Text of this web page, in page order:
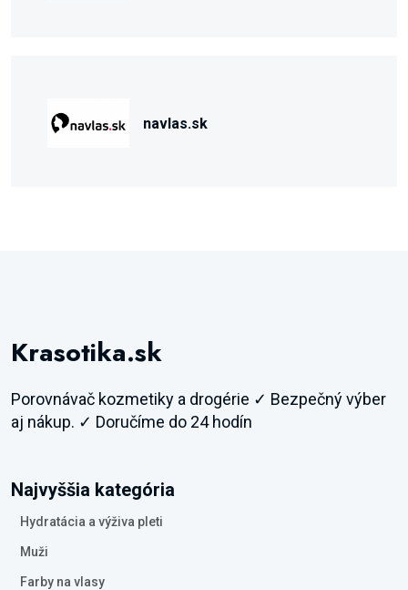
navlas.sk
Krasotika.sk
Porovnávač kozmetiky a drogérie ✓ Bezpečný výber
aj nákup. ✓ Doručíme do 24 hodín
Najvyššia kategória
Hydratácia a výživa pleti
Muži
Farby na vlasy